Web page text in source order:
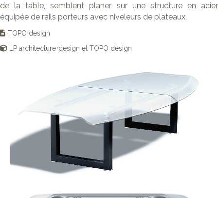
de la table, semblent planer sur une structure en acier
équipée de rails porteurs avec niveleurs de plateaux.
TOPO design
LP architecture+design et TOPO design